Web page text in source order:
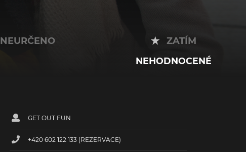
NEURČENO ZATÍM
NEHODNOCENÉ
GET OUT FUN
+420 602 122 133 (REZERVACE)